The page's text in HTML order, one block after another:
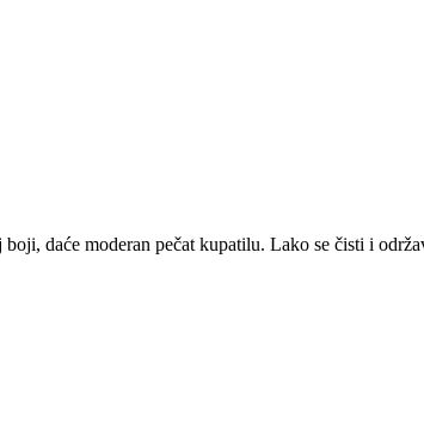
daće moderan pečat kupatilu. Lako se čisti i